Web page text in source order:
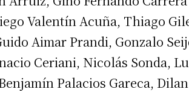
Valentín Acuña, Thiago
Aimar Prandi, Gonzalo
Ceriani, Nicolás Sonda,
Palacios Gareca,